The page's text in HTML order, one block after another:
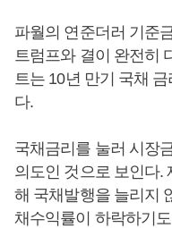
파월의 연준더러 기준
트럼프와 결이 완전히
트는 10년 만기 국채
다.
국채금리를 눌러 시장
의도인 것으로 보인다.
해 국채발행을 늘리지
채수익률이 하락하기